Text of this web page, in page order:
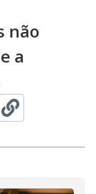
não
a